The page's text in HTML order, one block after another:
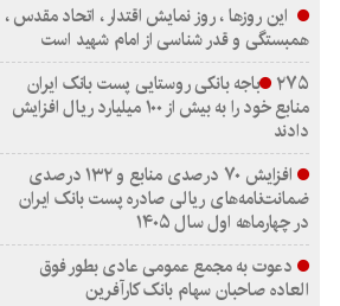
این روزها ، روز نمایش اقتدار ، اتحاد مقدس ،
همبستگی و قدر شناسی از امام شهید است
۲۷۵باجه بانکی روستایی پست بانک ایران
منابع خود را به بیش از ۱۰۰ میلیارد ریال افزایش
دادند
افزایش ۷۰ درصدی منابع و ۱۳۲ درصدی
ضمانت‌نامه‌های ریالی صادره پست بانک ایران
در چهارماهه اول سال ۱۴۰۵
دعوت به مجمع عمومی عادی بطور فوق
العاده صاحبان سهام بانک کارآفرین